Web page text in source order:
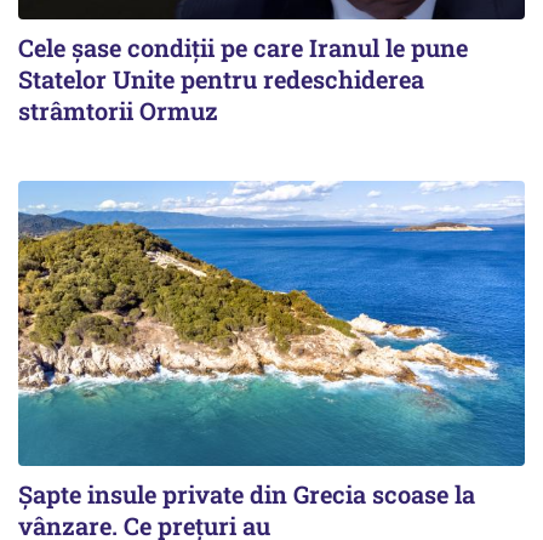
Cele șase condiții pe care Iranul le pune
Statelor Unite pentru redeschiderea
strâmtorii Ormuz
Șapte insule private din Grecia scoase la
vânzare. Ce prețuri au